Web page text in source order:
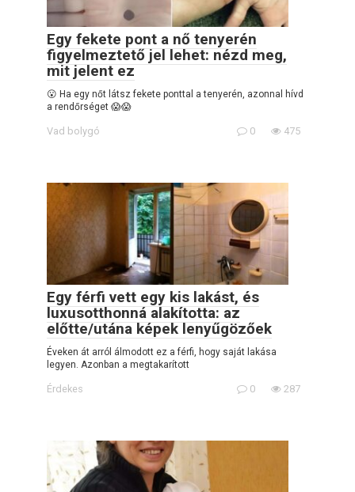
Egy fekete pont a nő tenyerén
figyelmeztető jel lehet: nézd meg,
mit jelent ez
😮 Ha egy nőt látsz fekete ponttal a tenyerén, azonnal hívd
a rendőrséget 😱😱
Vad bolygó 0 475
Egy férfi vett egy kis lakást, és
luxusotthonná alakította: az
előtte/utána képek lenyűgözőek
Éveken át arról álmodott ez a férfi, hogy saját lakása
legyen. Azonban a megtakarított
Érdekes 0 287